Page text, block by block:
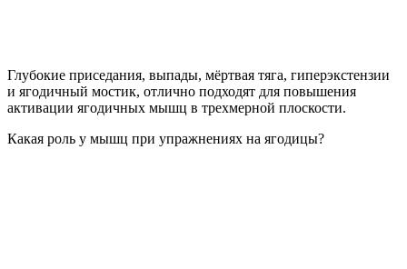
Глубокие приседания, выпады, мёртвая тяга, гиперэкстензии
и ягодичный мостик, отлично подходят для повышения
активации ягодичных мышц в трехмерной плоскости.
Какая роль у мышц при упражнениях на ягодицы?